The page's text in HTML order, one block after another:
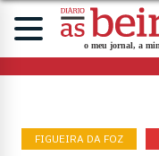
FIGUEIRA DA FOZ